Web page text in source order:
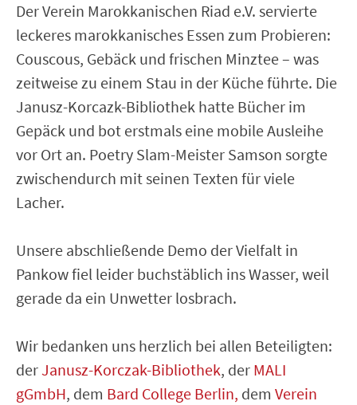
Der Verein Marokkanischen Riad e.V. servierte
leckeres marokkanisches Essen zum Probieren:
Couscous, Gebäck und frischen Minztee – was
zeitweise zu einem Stau in der Küche führte. Die
Janusz-Korcazk-Bibliothek hatte Bücher im
Gepäck und bot erstmals eine mobile Ausleihe
vor Ort an. Poetry Slam-Meister Samson sorgte
zwischendurch mit seinen Texten für viele
Lacher.
Unsere abschließende Demo der Vielfalt in
Pankow fiel leider buchstäblich ins Wasser, weil
gerade da ein Unwetter losbrach.
Wir bedanken uns herzlich bei allen Beteiligten:
derJanusz-Korczak-Bibliothek, der MALI
gGmbH, dem Bard College Berlin, dem Verein